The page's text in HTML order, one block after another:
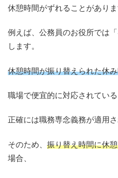
休憩時間がずれることがありま
例えば、公務員のお役所では
します。
休憩時間が振り替えられた休
職場で便宜的に対応されてい
正確には職務専念義務が適用さ
そのため、 振り替え時間に休
場合、